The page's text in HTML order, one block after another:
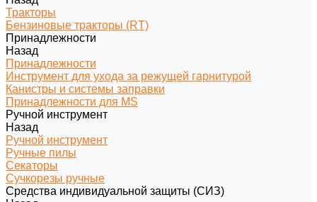
Тракторы
Бензиновые тракторы (RT)
Принадлежности
Назад
Принадлежности
Инструмент для ухода за режущей гарнитурой
Канистры и системы заправки
Принадлежности для MS
Ручной инструмент
Назад
Ручной инструмент
Ручные пилы
Секаторы
Сучкорезы ручные
Средства индивидуальной защиты (СИЗ)